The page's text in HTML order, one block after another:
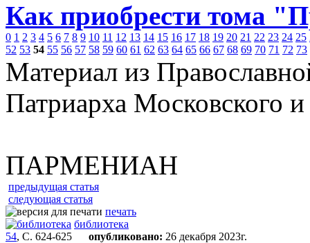
Как приобрести тома
0 1 2 3 4 5 6 7 8 9 10 11 12 13 14 15 16 17 18 19 20 21 22 23 24 25
52 53 54 55 56 57 58 59 60 61 62 63 64 65 66 67 68 69 70 71 72 73
Материал из
Патриарха Московского
ПАРМЕНИАН
предыдущая статья
следующая статья
печать
библиотека
54, С. 624-625 опубликовано: 26 декабря 2023г.